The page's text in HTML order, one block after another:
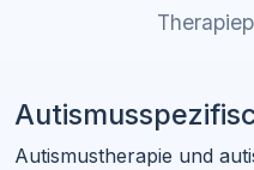
Autismustherapie und